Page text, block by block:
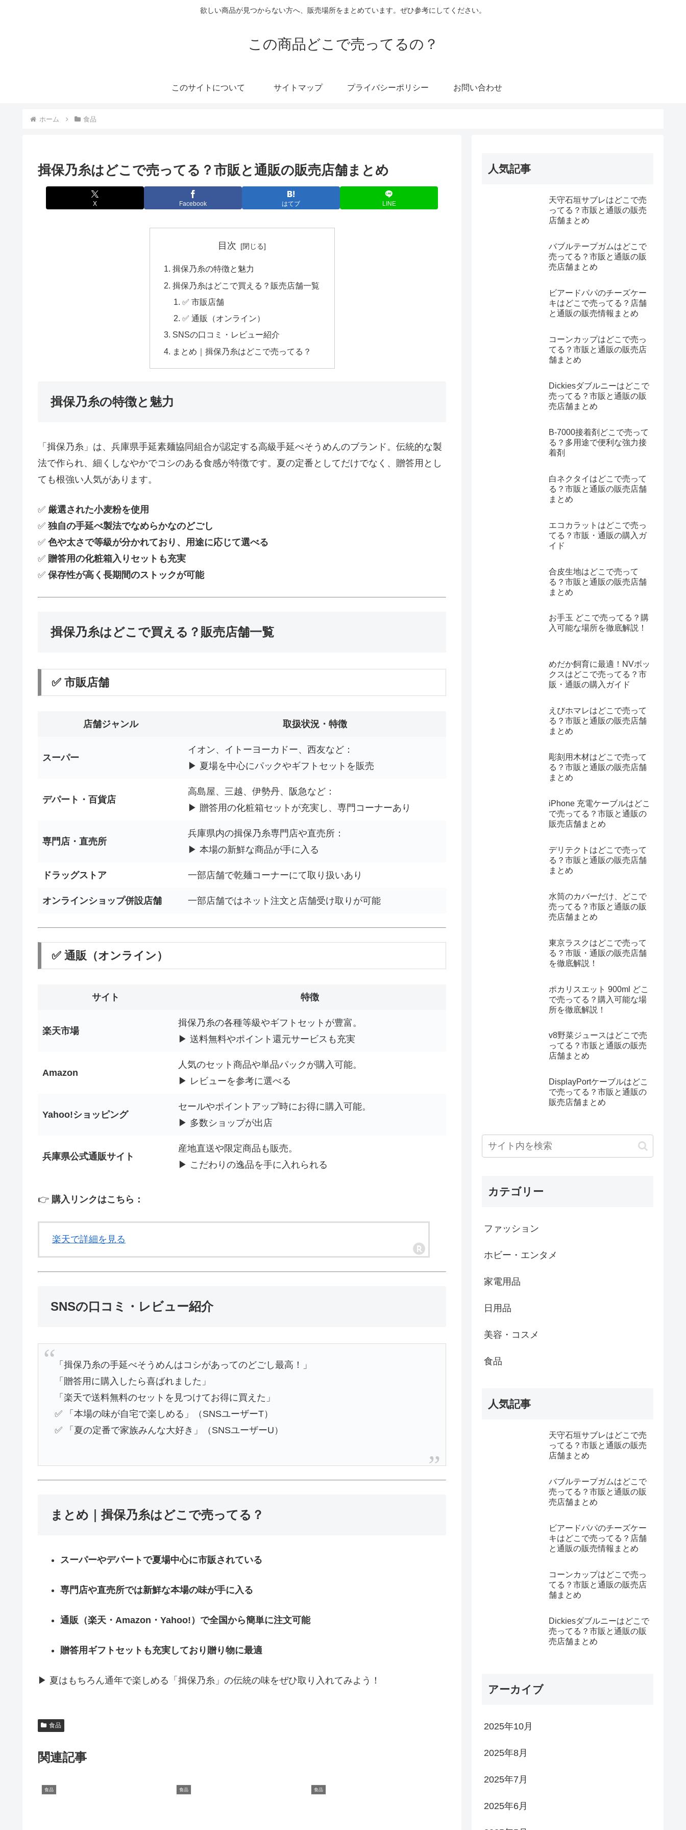
欲しい商品が見つからない方へ、販売場所をまとめています。ぜひ参考にしてください。
この商品どこで売ってるの？
このサイトについて サイトマップ プライバシーポリシー お問い合わせ
ホーム 食品
揖保乃糸はどこで売ってる？市販と通販の販売店舗まとめ
X Facebook はてブ LINE
目次
揖保乃糸の特徴と魅力
揖保乃糸はどこで買える？販売店舗一覧
✅ 市販店舗
✅ 通販（オンライン）
SNSの口コミ・レビュー紹介
まとめ｜揖保乃糸はどこで売ってる？
揖保乃糸の特徴と魅力
「揖保乃糸」は、兵庫県手延素麺協同組合が認定する高級手延べそうめんのブランド。伝統的な製
法で作られ、細くしなやかでコシのある食感が特徴です。夏の定番としてだけでなく、贈答用とし
ても根強い人気があります。
✅ 厳選された小麦粉を使用
✅ 独自の手延べ製法でなめらかなのどごし
✅ 色や太さで等級が分かれており、用途に応じて選べる
✅ 贈答用の化粧箱入りセットも充実
✅ 保存性が高く長期間のストックが可能
揖保乃糸はどこで買える？販売店舗一覧
✅ 市販店舗
店舗ジャンル 取扱状況・特徴
スーパー
イオン、イトーヨーカドー、西友など：
▶ 夏場を中心にパックやギフトセットを販売
デパート・百貨店
高島屋、三越、伊勢丹、阪急など：
▶ 贈答用の化粧箱セットが充実し、専門コーナーあり
専門店・直売所
兵庫県内の揖保乃糸専門店や直売所：
▶ 本場の新鮮な商品が手に入る
ドラッグストア 一部店舗で乾麺コーナーにて取り扱いあり
オンラインショップ併設店舗 一部店舗ではネット注文と店舗受け取りが可能
✅ 通販（オンライン）
サイト 特徴
楽天市場
揖保乃糸の各種等級やギフトセットが豊富。
▶ 送料無料やポイント還元サービスも充実
Amazon
人気のセット商品や単品パックが購入可能。
▶ レビューを参考に選べる
Yahoo!ショッピング
セールやポイントアップ時にお得に購入可能。
▶ 多数ショップが出店
兵庫県公式通販サイト
産地直送や限定商品も販売。
▶ こだわりの逸品を手に入れられる
👉 購入リンクはこちら：
楽天で詳細を見る
SNSの口コミ・レビュー紹介
「揖保乃糸の手延べそうめんはコシがあってのどごし最高！」
「贈答用に購入したら喜ばれました」
「楽天で送料無料のセットを見つけてお得に買えた」
✅ 「本場の味が自宅で楽しめる」（SNSユーザーT）
✅ 「夏の定番で家族みんな大好き」（SNSユーザーU）
まとめ｜揖保乃糸はどこで売ってる？
スーパーやデパートで夏場中心に市販されている
専門店や直売所では新鮮な本場の味が手に入る
通販（楽天・Amazon・Yahoo!）で全国から簡単に注文可能
贈答用ギフトセットも充実しており贈り物に最適
▶ 夏はもちろん通年で楽しめる「揖保乃糸」の伝統の味をぜひ取り入れてみよう！
食品
関連記事
食品 食品 食品
人気記事
天守石垣サブレはどこで売
ってる？市販と通販の販売
店舗まとめ
バブルテープガムはどこで
売ってる？市販と通販の販
売店舗まとめ
ビアードパパのチーズケー
キはどこで売ってる？店舗
と通販の販売情報まとめ
コーンカップはどこで売っ
てる？市販と通販の販売店
舗まとめ
Dickiesダブルニーはどこで
売ってる？市販と通販の販
売店舗まとめ
B-7000接着剤どこで売って
る？多用途で便利な強力接
着剤
白ネクタイはどこで売って
る？市販と通販の販売店舗
まとめ
エコカラットはどこで売っ
てる？市販・通販の購入ガ
イド
合皮生地はどこで売って
る？市販と通販の販売店舗
まとめ
お手玉 どこで売ってる？購
入可能な場所を徹底解説！
めだか飼育に最適！NVボッ
クスはどこで売ってる？市
販・通販の購入ガイド
えびホマレはどこで売って
る？市販と通販の販売店舗
まとめ
彫刻用木材はどこで売って
る？市販と通販の販売店舗
まとめ
iPhone 充電ケーブルはどこ
で売ってる？市販と通販の
販売店舗まとめ
デリテクトはどこで売って
る？市販と通販の販売店舗
まとめ
水筒のカバーだけ、どこで
売ってる？市販と通販の販
売店舗まとめ
東京ラスクはどこで売って
る？市販・通販の販売店舗
を徹底解説！
ポカリスエット 900ml どこ
で売ってる？購入可能な場
所を徹底解説！
v8野菜ジュースはどこで売
ってる？市販と通販の販売
店舗まとめ
DisplayPortケーブルはどこ
で売ってる？市販と通販の
販売店舗まとめ
カテゴリー
ファッション
ホビー・エンタメ
家電用品
日用品
美容・コスメ
食品
人気記事
天守石垣サブレはどこで売
ってる？市販と通販の販売
店舗まとめ
バブルテープガムはどこで
売ってる？市販と通販の販
売店舗まとめ
ビアードパパのチーズケー
キはどこで売ってる？店舗
と通販の販売情報まとめ
コーンカップはどこで売っ
てる？市販と通販の販売店
舗まとめ
Dickiesダブルニーはどこで
売ってる？市販と通販の販
売店舗まとめ
アーカイブ
2025年10月
2025年8月
2025年7月
2025年6月